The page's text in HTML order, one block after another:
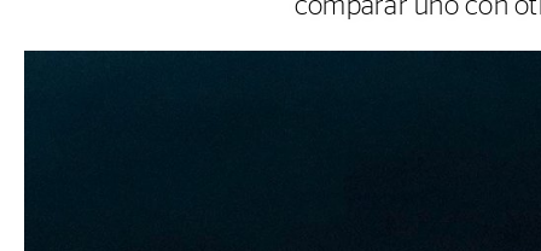
comparar uno con